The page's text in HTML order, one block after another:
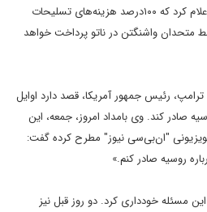
علیه روسیه تصمیم خواهد گرفت، اعلام کرد که ۱۰۰درصد هزینه‌های تسلیحات
متحدان واشنگتن در ناتو پرداخت خواهد
رئیس جمهور آمریکا، قصد دارد اوایل
صادر کند. وی بامداد امروز، جمعه، این
"ان‌بی‌سی نیوز" مطرح کرده گفت:
روسیه صادر کنم.»
مسئله خودداری کرد. دو روز قبل نیز